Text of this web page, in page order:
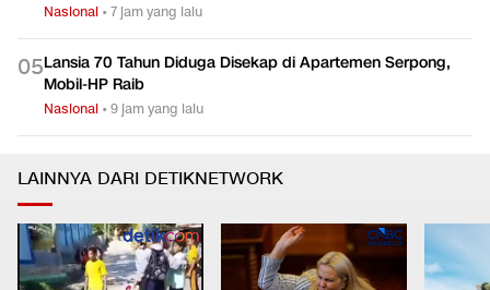
Nasional •7 jam yang lalu
05Lansia 70 Tahun Diduga Disekap di Apartemen Serpong,
Mobil-HP Raib
Nasional •9 jam yang lalu
LAINNYA DARI DETIKNETWORK